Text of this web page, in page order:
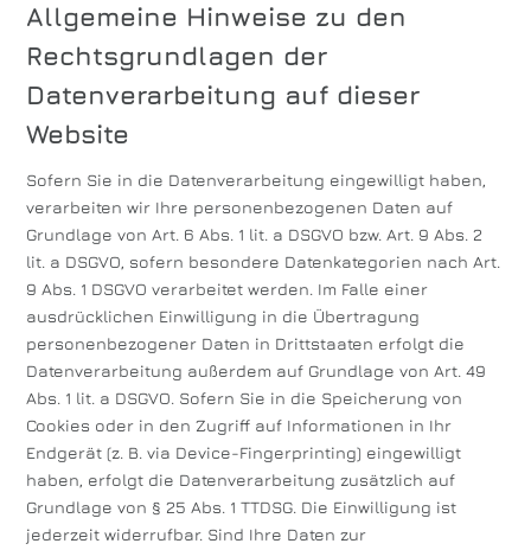
Allgemeine Hinweise zu den
Rechtsgrundlagen der
Datenverarbeitung auf dieser
Website
Sofern Sie in die Datenverarbeitung eingewilligt haben,
verarbeiten wir Ihre personenbezogenen Daten auf
Grundlage von Art. 6 Abs. 1 lit. a DSGVO bzw. Art. 9 Abs. 2
lit. a DSGVO, sofern besondere Datenkategorien nach Art.
9 Abs. 1 DSGVO verarbeitet werden. Im Falle einer
ausdrücklichen Einwilligung in die Übertragung
personenbezogener Daten in Drittstaaten erfolgt die
Datenverarbeitung außerdem auf Grundlage von Art. 49
Abs. 1 lit. a DSGVO. Sofern Sie in die Speicherung von
Cookies oder in den Zugriff auf Informationen in Ihr
Endgerät (z. B. via Device-Fingerprinting) eingewilligt
haben, erfolgt die Datenverarbeitung zusätzlich auf
Grundlage von § 25 Abs. 1 TTDSG. Die Einwilligung ist
jederzeit widerrufbar. Sind Ihre Daten zur